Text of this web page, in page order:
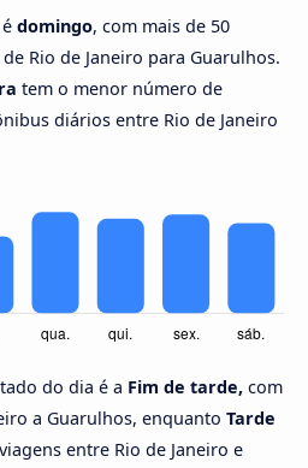
domingo, com mais de 50
Rio de Janeiro para Guarulhos.
tem o menor número de
diários entre Rio de Janeiro
do dia é a Fim de tarde, com
a Guarulhos, enquanto Tarde
entre Rio de Janeiro e